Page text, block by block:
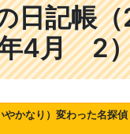
日記帳
4月 2
やかなり）変わった名探